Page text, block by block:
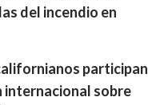
del incendio en
participan
internacional sobre